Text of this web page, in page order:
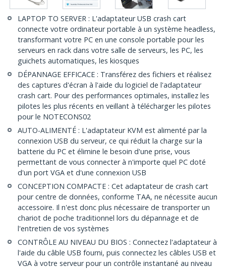
LAPTOP TO SERVER : L'adaptateur USB crash cart
connecte votre ordinateur portable à un système headless,
transformant votre PC en une console portable pour les
serveurs en rack dans votre salle de serveurs, les PC, les
guichets automatiques, les kiosques
DÉPANNAGE EFFICACE : Transférez des fichiers et réalisez
des captures d'écran à l'aide du logiciel de l'adaptateur
crash cart. Pour des performances optimales, installez les
pilotes les plus récents en veillant à télécharger les pilotes
pour le NOTECONS02
AUTO-ALIMENTÉ : L'adaptateur KVM est alimenté par la
connexion USB du serveur, ce qui réduit la charge sur la
batterie du PC et élimine le besoin d'une prise, vous
permettant de vous connecter à n'importe quel PC doté
d'un port VGA et d'une connexion USB
CONCEPTION COMPACTE : Cet adaptateur de crash cart
pour centre de données, conforme TAA, ne nécessite aucun
accessoire. Il n'est donc plus nécessaire de transporter un
chariot de poche traditionnel lors du dépannage et de
l'entretien de vos systèmes
CONTRÔLE AU NIVEAU DU BIOS : Connectez l'adaptateur à
l'aide du câble USB fourni, puis connectez les câbles USB et
VGA à votre serveur pour un contrôle instantané au niveau